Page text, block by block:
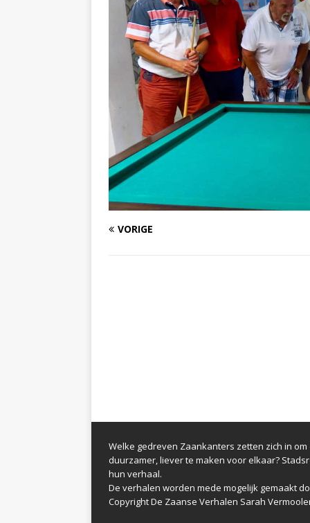
VORIGE
Welke gedreven Zaankanters zetten zich in
duurzamer, liever te maken voor elkaar?
hun verhaal.
De verhalen worden mede mogelijk gemaakt
Copyright De Zaanse Verhalen Sarah